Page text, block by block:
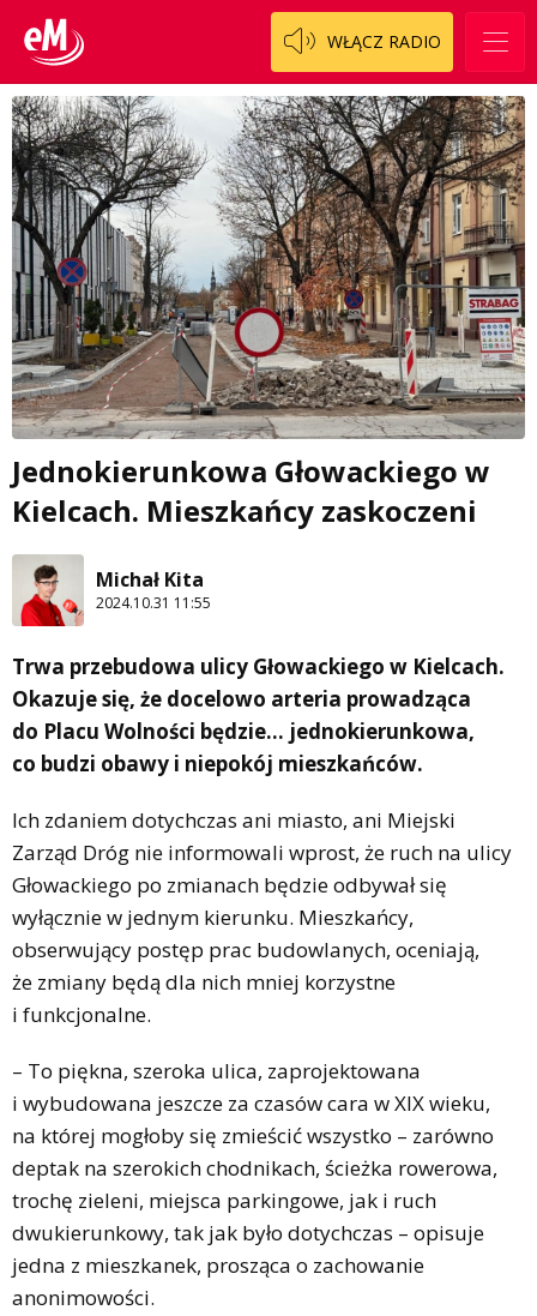
WŁĄCZ RADIO
Jednokierunkowa Głowackiego w
Kielcach. Mieszkańcy zaskoczeni
Michał Kita
2024.10.31 11:55
Trwa przebudowa ulicy Głowackiego w Kielcach.
Okazuje się, że docelowo arteria prowadząca
do Placu Wolności będzie... jednokierunkowa,
co budzi obawy i niepokój mieszkańców.
Ich zdaniem dotychczas ani miasto, ani Miejski
Zarząd Dróg nie informowali wprost, że ruch na ulicy
Głowackiego po zmianach będzie odbywał się
wyłącznie w jednym kierunku. Mieszkańcy,
obserwujący postęp prac budowlanych, oceniają,
że zmiany będą dla nich mniej korzystne
i funkcjonalne.
– To piękna, szeroka ulica, zaprojektowana
i wybudowana jeszcze za czasów cara w XIX wieku,
na której mogłoby się zmieścić wszystko – zarówno
deptak na szerokich chodnikach, ścieżka rowerowa,
trochę zieleni, miejsca parkingowe, jak i ruch
dwukierunkowy, tak jak było dotychczas – opisuje
jedna z mieszkanek, prosząca o zachowanie
anonimowości.